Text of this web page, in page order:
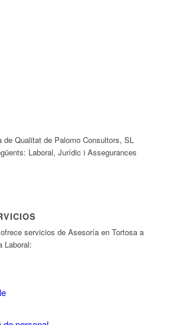
Qualitat de Palomo Consultors, SL
Laboral, Jurídic i Assegurances
servicios de Asesoría en Tortosa a
Laboral: